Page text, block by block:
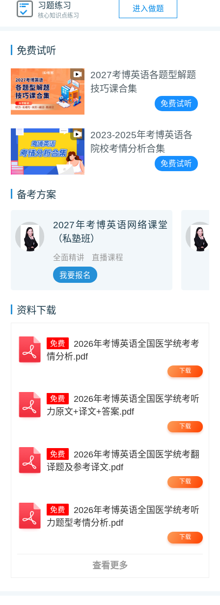
习题练习
核心知识点练习
进入做题
免费试听
2027考博英语各题型解题
技巧课合集
免费试听
2023-2025年考博英语各
院校考情分析合集
免费试听
备考方案
2027年考博英语网络课堂
（私塾班）
全面精讲 直播课程
我要报名
资料下载
情分析.pdf
下载
力原文+译文+答案.pdf
下载
译题及参考译文.pdf
下载
力题型考情分析.pdf
下载
查看更多